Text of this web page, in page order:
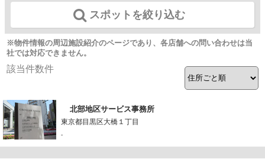
スポットを絞り込む
※物件情報の周辺施設紹介のページであり、各店舗への問い合わせは当
社では対応できません。
該当件数件
北部地区サービス事務所
東京都目黒区大橋１丁目
-